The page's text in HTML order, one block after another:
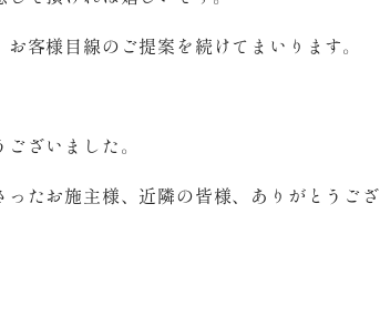
客様目線のご提案を続けてまいります。
ざいました。
たお施主様、近隣の皆様、ありがとうござ